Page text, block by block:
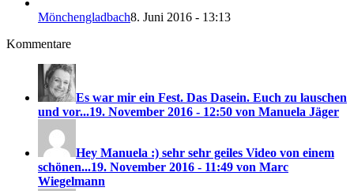
Mönchengladbach8. Juni 2016 - 13:13
Kommentare
Es war mir ein Fest. Das Dasein. Euch zu lauschen
und vor...19. November 2016 - 12:50 von Manuela Jäger
Hey Manuela :) sehr sehr geiles Video von einem
schönen...19. November 2016 - 11:49 von Marc
Wiegelmann